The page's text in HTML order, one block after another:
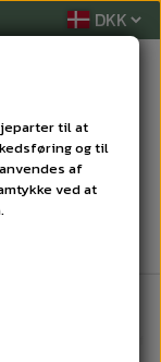
til at
og til
af
ved at